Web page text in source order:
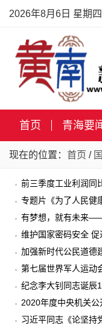
2026年8月6日 星期
首页 青海要
现在的位置： 首页 /
前三季度工业利润同
专题片《为了人民健
有梦想，就有未来
维护国家密码安全
加强新时代公民道德
德建设实施纲要》答
第七届世界军人运动
纪念李大钊同志诞辰
2020年度中央机关
习近平同志《论坚持